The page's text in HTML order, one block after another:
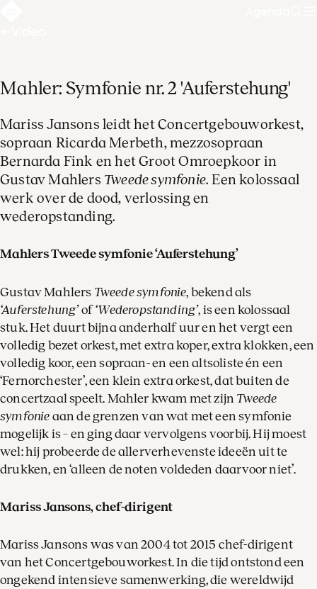
Mahler: Symfonie nr. 2 'Auferstehung'
Mariss Jansons leidt het Concertgebouworkest,
sopraan Ricarda Merbeth, mezzosopraan
Bernarda Fink en het Groot Omroepkoor in
Gustav Mahlers Tweede symfonie. Een kolossaal
werk over de dood, verlossing en
wederopstanding.
Mahlers Tweede symfonie ‘Auferstehung’
Gustav Mahlers Tweede symfonie, bekend als
‘Auferstehung’of‘Wederopstanding’, is een kolossaal
stuk. Het duurt bijna anderhalf uur en het vergt een
volledig bezet orkest, met extra koper, extra klokken, een
volledig koor, een sopraan- en een altsoliste én een
‘Fernorchester’, een klein extra orkest, dat buiten de
concertzaal speelt. Mahler kwam met zijn Tweede
symfonie aan de grenzen van wat met een symfonie
mogelijk is – en ging daar vervolgens voorbij. Hij moest
wel: hij probeerde de allerverhevenste ideeën uit te
drukken, en ‘alleen de noten voldeden daarvoor niet’.
Mariss Jansons, chef-dirigent
Mariss Jansons was van 2004 tot 2015 chef-dirigent
van het Concertgebouworkest. In die tijd ontstond een
ongekend intensieve samenwerking, die wereldwijd